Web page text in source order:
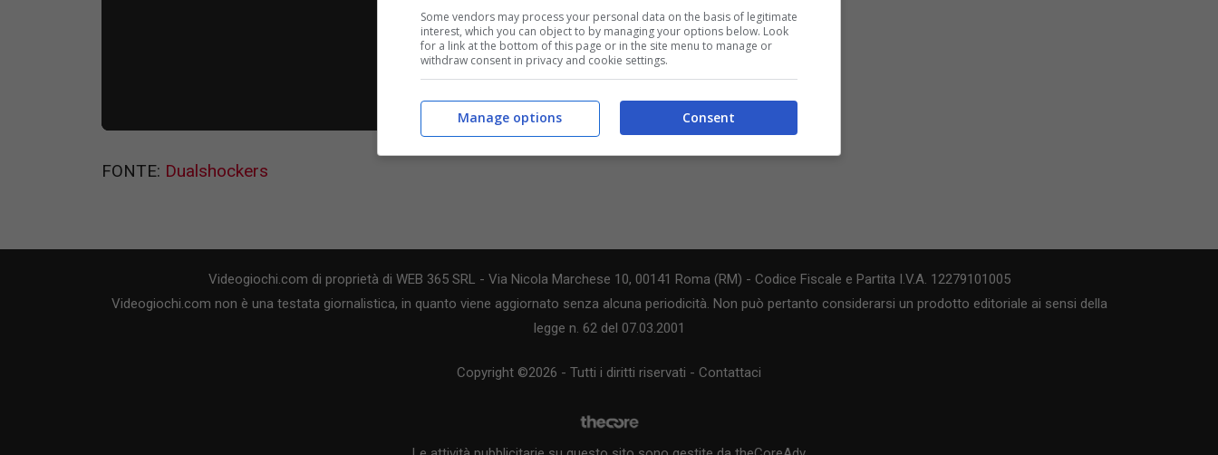
FONTE: Dualshockers
Videogiochi.com di proprietà di WEB 365 SRL - Via Nicola Marchese 10, 00141 Roma (RM) - Codice Fiscale e Partita I.V.A. 12279101005
Videogiochi.com non è una testata giornalistica, in quanto viene aggiornato senza alcuna periodicità. Non può pertanto considerarsi un prodotto editoriale ai sensi della
legge n. 62 del 07.03.2001
Copyright ©2026 - Tutti i diritti riservati - Contattaci
Some vendors may process your personal data on the basis of legitimate
interest, which you can object to by managing your options below. Look
for a link at the bottom of this page or in the site menu to manage or
withdraw consent in privacy and cookie settings.
Consent
Manage options